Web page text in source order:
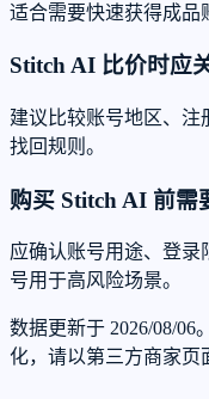
适合需要快速获得成品
Stitch AI 比价时应
建议比较账号地区、注
找回规则。
购买 Stitch AI 前需
应确认账号用途、登
号用于高风险场景。
数据更新于 2026/08/
化，请以第三方商家页